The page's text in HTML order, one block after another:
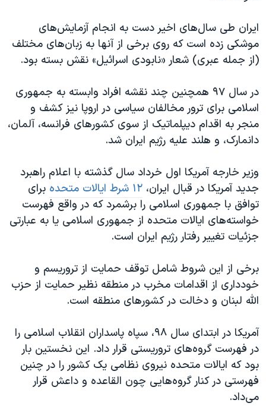
ایران طی سال‌های اخیر دست به انجام آزمایش‌های
موشکی زده است که روی برخی از آنها به زبان‌های مختلف
(از جمله عبری) شعار «نابودی اسرائیل» نقش بسته بود.
در سال ۹۷ همچنین چند نقشه افراد وابسته به جمهوری
اسلامی برای ترور مخالفان سیاسی در اروپا نیز کشف و
منجر به اقدام دیپلماتیک از سوی کشورهای فرانسه،‌ آلمان،
دانمارک، و هلند علیه رژیم ایران شد.
وزیر خارجه آمریکا اول خرداد سال گذشته با اعلام راهبرد
جدید آمریکا در قبال ایران، ۱۲ شرط ایالات متحده
برای
توافق با جمهوری اسلامی را برشمرد که در واقع فهرست
خواسته‌های ایالات متحده از جمهوری اسلامی یا به عبارتی
جزئیات تغییر رفتار رژیم ایران است.
برخی از این شروط شامل توقف حمایت از تروریسم و
خودداری از اقدامات مخرب در منطقه نظیر حمایت از حزب
الله لبنان و دخالت در کشورهای منطقه است.
آمریکا در ابتدای سال ۹۸، سپاه پاسداران انقلاب اسلامی را
در فهرست گروه‌های تروریستی قرار داد. این نخستین بار
بود که ایالات متحده نیروی نظامی یک کشور را در چنین
فهرستی در کنار گروه‌هایی چون القاعده و داعش قرار
می‌داد.